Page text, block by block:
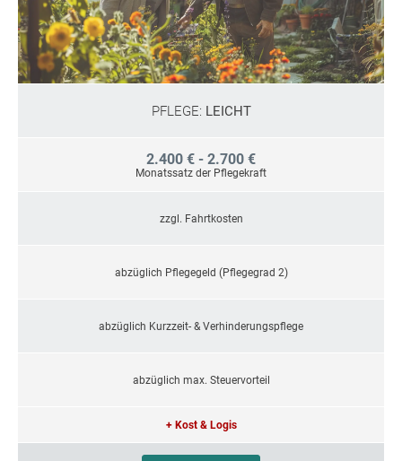
PFLEGE: LEICHT
2.400 € - 2.700 €
Monatssatz der Pflegekraft
zzgl. Fahrtkosten
abzüglich Pflegegeld (Pflegegrad 2)
abzüglich Kurzzeit- & Verhinderungspflege
abzüglich max. Steuervorteil
+ Kost & Logis